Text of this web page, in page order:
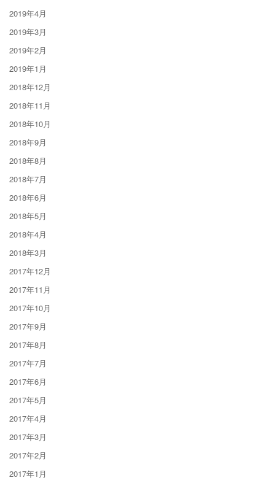
2019年4月
2019年3月
2019年2月
2019年1月
2018年12月
2018年11月
2018年10月
2018年9月
2018年8月
2018年7月
2018年6月
2018年5月
2018年4月
2018年3月
2017年12月
2017年11月
2017年10月
2017年9月
2017年8月
2017年7月
2017年6月
2017年5月
2017年4月
2017年3月
2017年2月
2017年1月